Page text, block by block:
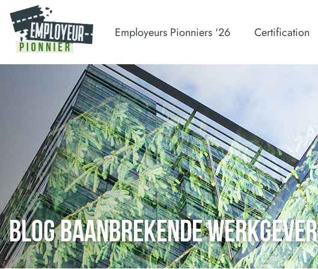
Employeurs Pionniers '26 Certification
BLOG BAANBREKENDE WERKGEVER